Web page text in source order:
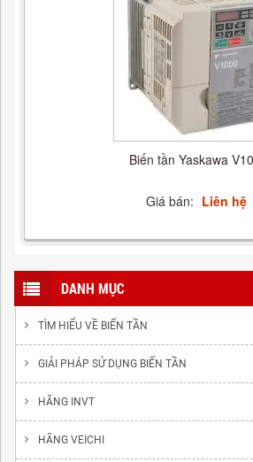
Biến tần Yaskawa
Giá bán: Liên hệ
DANH MỤC
TÌM HIỂU VỀ BIẾN TẦN
GIẢI PHÁP SỬ DỤNG BIẾN TẦN
HÃNG INVT
HÃNG VEICHI